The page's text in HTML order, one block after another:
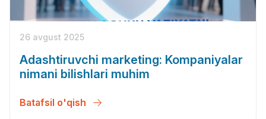
26 avgust 2025
Adashtiruvchi marketing: Kompaniyalar
nimani bilishlari muhim
Batafsil o'qish